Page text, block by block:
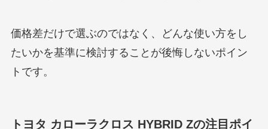
価格差だけで選ぶのではなく、どんな使い方をし
たいかを基準に検討することが後悔しないポイン
トです。
トヨタ カローラクロス HYBRID Zの注目ポイ